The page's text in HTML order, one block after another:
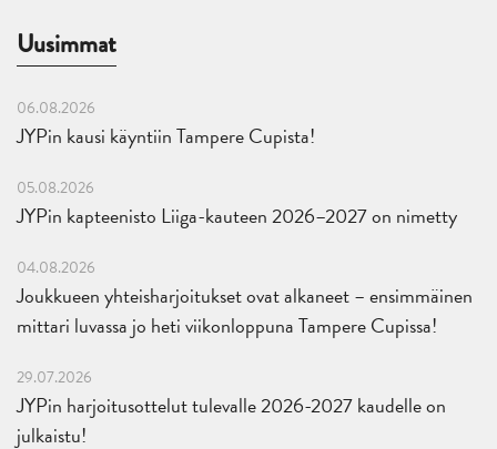
Uusimmat
06.08.2026
JYPin kausi käyntiin Tampere Cupista!
05.08.2026
JYPin kapteenisto Liiga-kauteen 2026–2027 on nimetty
04.08.2026
Joukkueen yhteisharjoitukset ovat alkaneet – ensimmäinen
mittari luvassa jo heti viikonloppuna Tampere Cupissa!
29.07.2026
JYPin harjoitusottelut tulevalle 2026-2027 kaudelle on
julkaistu!